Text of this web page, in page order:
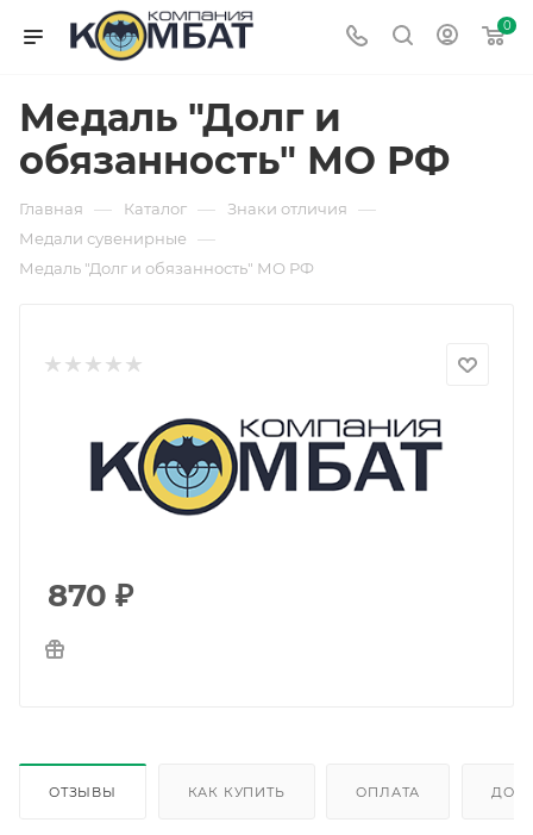
0
Медаль "Долг и
обязанность" МО РФ
Главная — Каталог — Знаки отличия —
Медали сувенирные —
Медаль "Долг и обязанность" МО РФ
870 ₽
ОТЗЫВЫ КАК КУПИТЬ ОПЛАТА